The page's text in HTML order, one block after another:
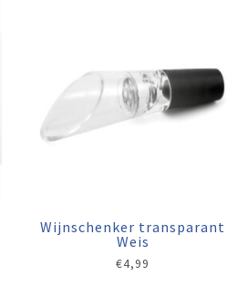
Wijnschenker transparant
Weis
€4,99